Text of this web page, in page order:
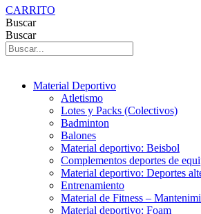
CARRITO
Buscar
Buscar
Material Deportivo
Atletismo
Lotes y Packs (Colectivos)
Badminton
Balones
Material deportivo: Beisbol
Complementos deportes de
Material deportivo: Deportes
Entrenamiento
Material de Fitness –
Material deportivo: Foam